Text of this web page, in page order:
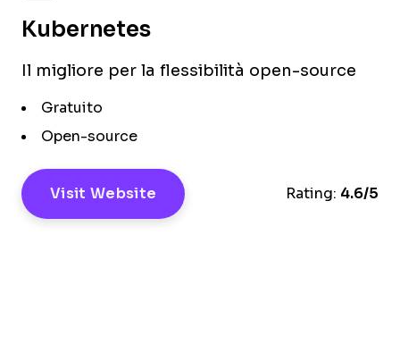
Kubernetes
Il migliore per la flessibilità open-source
Gratuito
Open-source
Visit Website Rating: 4.6/5